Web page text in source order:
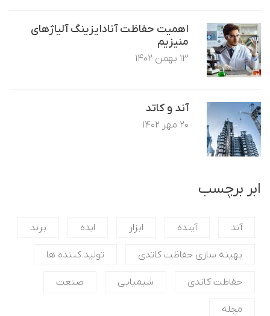
اهمیت حفاظت آنادایزینگ آلیاژهای
منیزیم
۱۳ بهمن ۱۴۰۲
آند و کاتد
۲۰ مهر ۱۴۰۲
ابر برچسب
آند آینده ابزار ایده برند
بهینه سازی حفاظت کاتدی تولید کننده ها
حفاظت کاتدی شیمیایی صنعت
مجله